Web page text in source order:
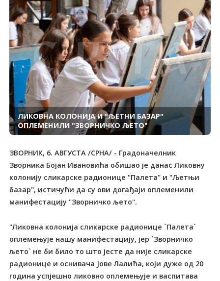
ЛИКОВНА КОЛОНИЈА И "ЉЕТНИ БАЗАР"
ОПЛЕМЕНИЛИ "ЗВОРНИЧКО ЉЕТО"
ЗВОРНИК, 6. АВГУСТА /СРНА/ - Градоначелник
Зворника Бојан Ивановића обишао је данас Ликовну
колонију сликарске радионице "Палета" и "Љетњи
базар", истичући да су ови догађаји оплеменили
манифестацију "Зворничко љето".
"Ликовна колонија сликарске радионице `Палета`
оплемењује нашу манифестацију, јер `Зворничко
љето` не би било то што јесте да није сликарске
радионице и оснивача Јове Лалића, који дуже од 20
година успјешно ликовно оплемењује и васпитава